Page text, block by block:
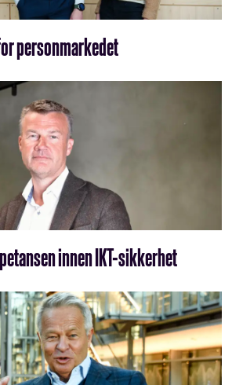
personmarkedet
innen IKT-sikkerhet